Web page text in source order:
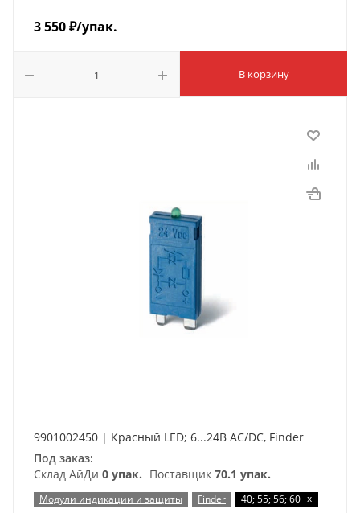
3 550₽/упак.
В корзину
9901002450 | Красный LED; 6...24В AC/DC, Finder
Под заказ:
Склад АйДи 0 упак. Поставщик 70.1 упак.
Модули индикации и защиты Finder 40; 55; 56; 60 x